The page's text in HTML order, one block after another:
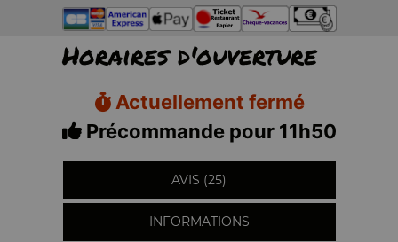
Horaires d'ouverture
Actuellement fermé
Précommande pour 11h50
AVIS (25)
INFORMATIONS